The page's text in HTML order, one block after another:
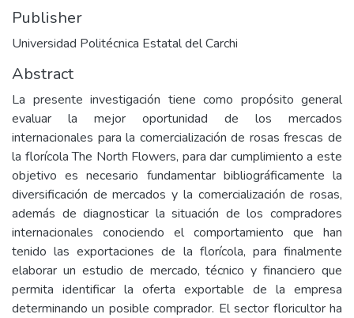
Publisher
Universidad Politécnica Estatal del Carchi
Abstract
La presente investigación tiene como propósito general
evaluar la mejor oportunidad de los mercados
internacionales para la comercialización de rosas frescas de
la florícola The North Flowers, para dar cumplimiento a este
objetivo es necesario fundamentar bibliográficamente la
diversificación de mercados y la comercialización de rosas,
además de diagnosticar la situación de los compradores
internacionales conociendo el comportamiento que han
tenido las exportaciones de la florícola, para finalmente
elaborar un estudio de mercado, técnico y financiero que
permita identificar la oferta exportable de la empresa
determinando un posible comprador. El sector floricultor ha